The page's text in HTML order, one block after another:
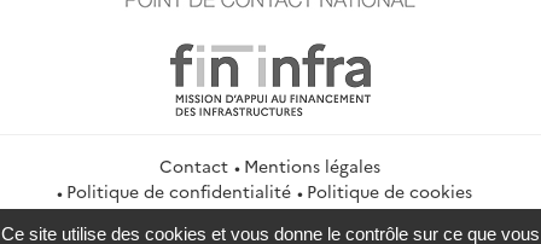
Contact
Mentions légales
Politique de confidentialité
Politique de cookies
Gestion des cookies
Flux RSS
Ce site utilise des cookies et vous donne le contrôle sur ce que vous